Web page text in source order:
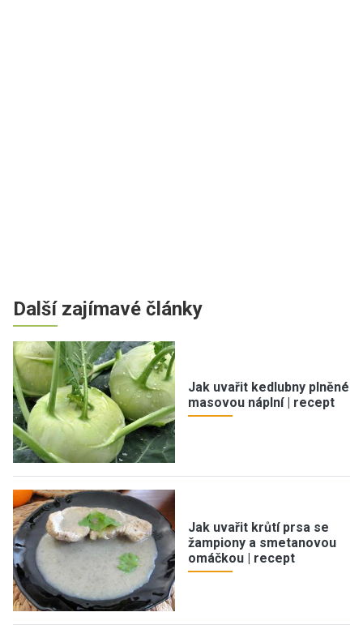
Další zajímavé články
Jak uvařit kedlubny plněné
masovou náplní | recept
Jak uvařit krůtí prsa se
žampiony a smetanovou
omáčkou | recept